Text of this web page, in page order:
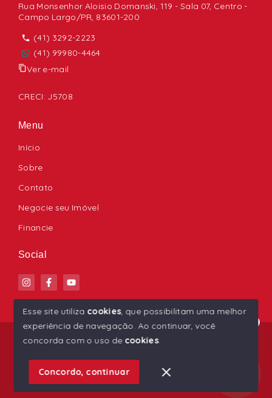
Olá! Estamos disponíveis para te ajudar.
Rua Monsenhor Aloisio Domanski, 119 - Sala 07, Centro -
Campo Largo/PR, 83601-200
(41) 3292-2223
(41) 99980-4464
Ver e-mail
CRECI: J5708
Menu
Início
Sobre
Contato
Negocie seu Imóvel
Financie
Social
© Copyright 2026 - Ana Paula Imóveis - Todos os
SITE PARA IMOBILIARIA
Esse site utiliza cookies, que possibilitam uma melhor
experiência de navegação. Ao continuar, você
concorda com o uso de cookies.
Concordo, continuar